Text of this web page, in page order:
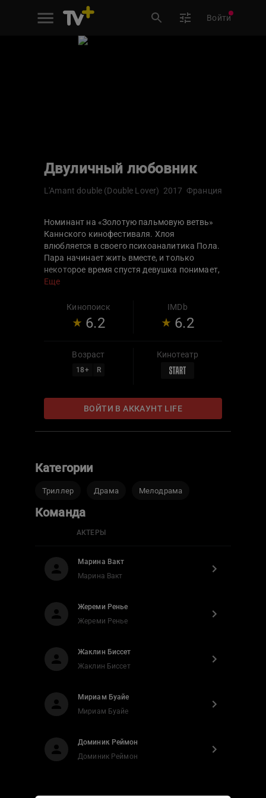
Войти
Двуличный любовник
L'Amant double (Double Lover) 2017 Франция
Номинант на «Золотую пальмовую ветвь»
Каннского кинофестиваля. Хлоя
влюбляется в своего психоаналитика Пола.
Пара начинает жить вместе, и только
некоторое время спустя девушка понимает,
что ничего не знает о своём возлюбленном.
себя выдаёт.
Еще
Кинопоиск
6.2
IMDb
6.2
Возраст
18+ R
Кинотеатр
ВОЙТИ В АККАУНТ LIFE
Категории
Триллер Драма Мелодрама
Команда
АКТЕРЫ
Марина Вакт
Марина Вакт
Жереми Ренье
Жереми Ренье
Жаклин Биссет
Жаклин Биссет
Мириам Буайе
Мириам Буайе
Доминик Реймон
Доминик Реймон